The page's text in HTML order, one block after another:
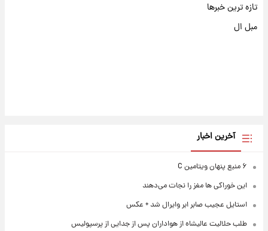
تازه ترین خبرها
مبل ال
آخرین اخبار
۶ منبع پنهان ویتامین C
این خوراکی ها مغز را نجات می‌دهند
استایل عجیب صابر ابر وایرال شد + عکس
طلب حلالیت عالیشاه از هواداران پس از جدایی از پرسپولیس